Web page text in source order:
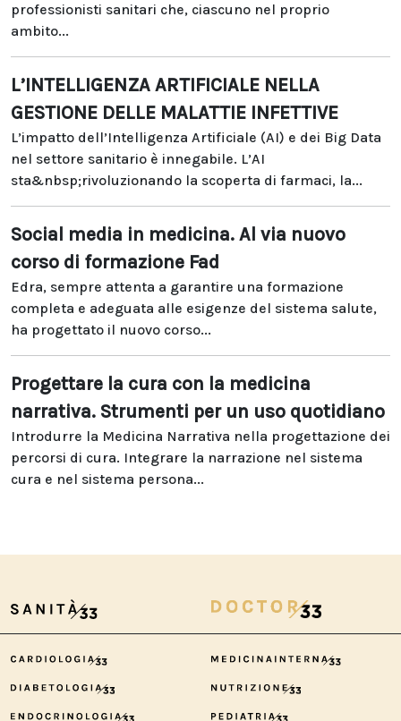
professionisti sanitari che, ciascuno nel proprio
ambito...
L’INTELLIGENZA ARTIFICIALE NELLA
GESTIONE DELLE MALATTIE INFETTIVE
L’impatto dell’Intelligenza Artificiale (AI) e dei Big Data
nel settore sanitario è innegabile. L’AI
sta&nbsp;rivoluzionando la scoperta di farmaci, la...
Social media in medicina. Al via nuovo
corso di formazione Fad
Edra, sempre attenta a garantire una formazione
completa e adeguata alle esigenze del sistema salute,
ha progettato il nuovo corso...
Progettare la cura con la medicina
narrativa. Strumenti per un uso quotidiano
Introdurre la Medicina Narrativa nella progettazione dei
percorsi di cura. Integrare la narrazione nel sistema
cura e nel sistema persona...